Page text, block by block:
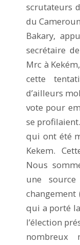
scrutateurs
du
Bakary,
secrétaire
Mrc à
cette
d’ailleurs
vote pour
se
qui ont été
Kekem.
Nous
une
qui a porté
l’élection